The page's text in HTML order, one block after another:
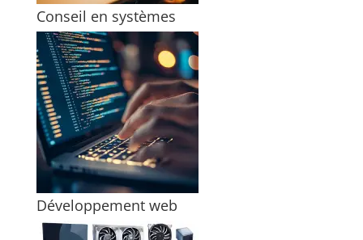
Conseil en systèmes
Développement web